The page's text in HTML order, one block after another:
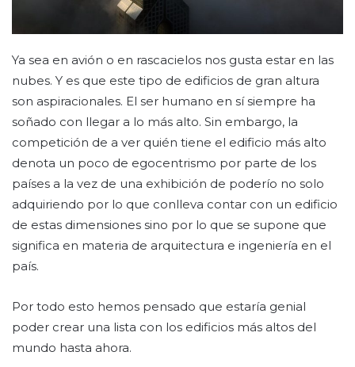
Ya sea en avión o en rascacielos nos gusta estar en las
nubes. Y es que este tipo de edificios de gran altura
son aspiracionales. El ser humano en sí siempre ha
soñado con llegar a lo más alto. Sin embargo, la
competición de a ver quién tiene el edificio más alto
denota un poco de egocentrismo por parte de los
países a la vez de una exhibición de poderío no solo
adquiriendo por lo que conlleva contar con un edificio
de estas dimensiones sino por lo que se supone que
significa en materia de arquitectura e ingeniería en el
país.
Por todo esto hemos pensado que estaría genial
poder crear una lista con los edificios más altos del
mundo hasta ahora.